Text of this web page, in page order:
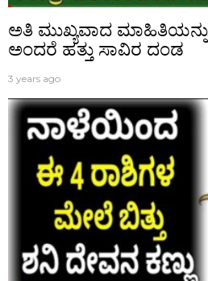
ಅತಿ ಮುಖ್ಯವಾದ ಮಾಹಿತಿಯನ್ನು
ಅಂದರೆ ಹತ್ತು ಸಾವಿರ ದಂಡ
3 years ago